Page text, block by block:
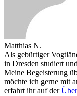
Matthias N.
Als gebürtiger
in Dresden studiert
Meine Begeisterung
möchte ich gerne mit
erfahrt ihr auf der